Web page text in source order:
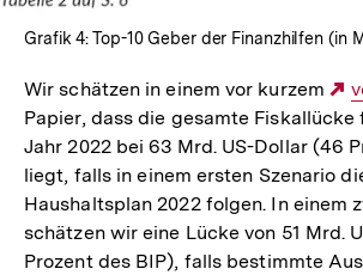
Grafik 4: Top-10 Geber der Finanzhilfen (in
Wir schätzen in einem vor kurzem
Papier, dass die gesamte
Jahr 2022 bei 63 Mrd. US-Dollar (46
liegt, falls in einem ersten Szenario
Haushaltsplan 2022 folgen. In einem
schätzen wir eine Lücke von 51 Mrd.
Prozent des BIP), falls bestimmte